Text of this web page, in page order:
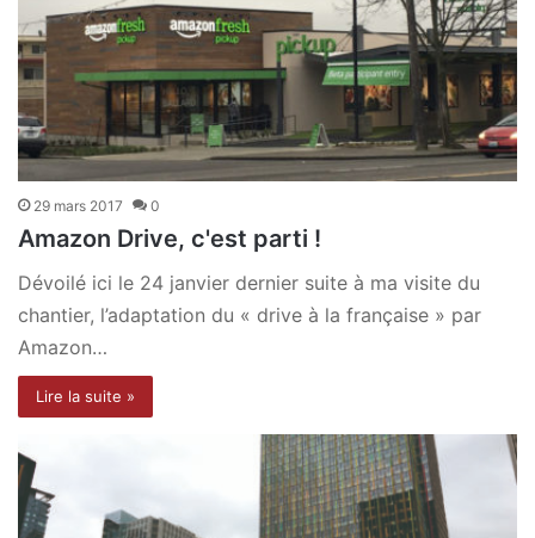
29 mars 2017 0
Amazon Drive, c'est parti !
Dévoilé ici le 24 janvier dernier suite à ma visite du
chantier, l’adaptation du « drive à la française » par
Amazon…
Lire la suite »